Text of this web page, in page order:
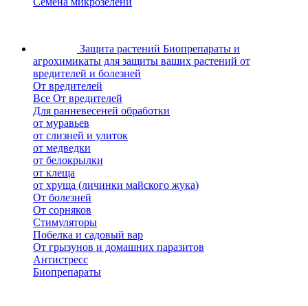
Защита растений Биопрепараты и
агрохимикаты для защиты ваших растений от
вредителей и болезней
От вредителей
Все От вредителей
Для ранневесеней обработки
от муравьев
от слизней и улиток
от медведки
от белокрылки
от клеща
от хруща (личинки майского жука)
От болезней
От сорняков
Стимуляторы
Побелка и садовый вар
От грызунов и домашних паразитов
Антистресс
Биопрепараты